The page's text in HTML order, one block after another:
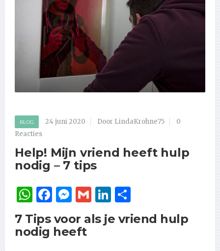
BLOG 24 juni 2020 Door LindaKrohne75
0
Reacties
Help! Mijn vriend heeft hulp
nodig – 7 tips
WhatsApp
Facebook
Messenger
GmailLinkedIn
7 Tips voor als je vriend hulp
nodig heeft